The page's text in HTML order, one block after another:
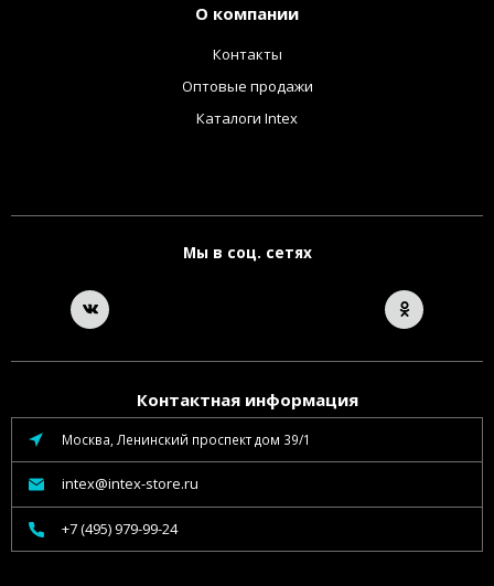
О компании
Контакты
Оптовые продажи
Каталоги Intex
Мы в соц. сетях
Контактная информация
Москва, Ленинский проспект дом 39/1
intex@intex-store.ru
+7 (495) 979-99-24